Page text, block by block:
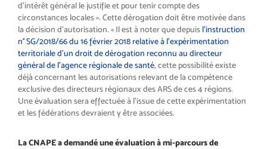
d’intérêt général le justifie et pour tenir compte des
circonstances locales ». Cette dérogation doit être motivée dans
la décision d’autorisation. « Il est à noter que depuis l’instruction
n° SG/2018/66 du 16 février 2018 relative à l’expérimentation
territoriale d’un droit de dérogation reconnu au directeur
général de l’agence régionale de santé, cette possibilité existe
déjà concernant les autorisations relevant de la compétence
exclusive des directeurs régionaux des ARS de ces 4 régions.
Une évaluation sera effectuée à l’issue de cette expérimentation
et les fédérations devraient y être associées.
La CNAPE a demandé une évaluation à mi-parcours de